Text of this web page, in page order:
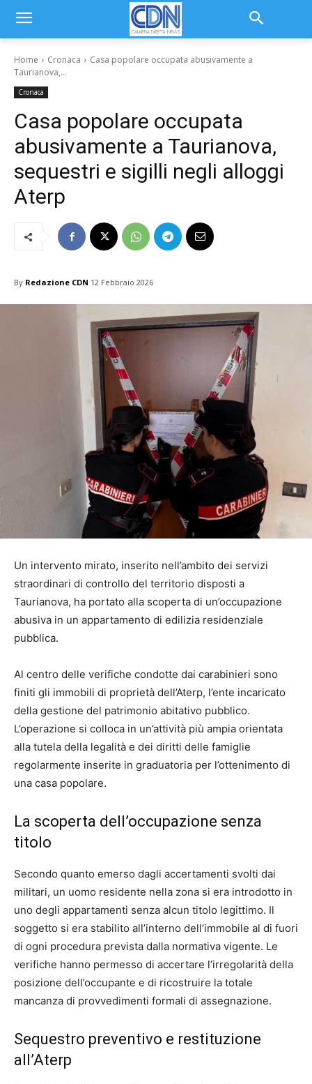
Home Cronaca
Casa popolare occupata abusivamente a
Taurianova,...
Cronaca
Casa popolare occupata
abusivamente a Taurianova,
sequestri e sigilli negli alloggi
Aterp
By Redazione CDN 12 Febbraio 2026
Un intervento mirato, inserito nell’ambito dei servizi
straordinari di controllo del territorio disposti a
Taurianova, ha portato alla scoperta di un’occupazione
abusiva in un appartamento di edilizia residenziale
pubblica.
Al centro delle verifiche condotte dai carabinieri sono
finiti gli immobili di proprietà dell’Aterp, l’ente incaricato
della gestione del patrimonio abitativo pubblico.
L’operazione si colloca in un’attività più ampia orientata
alla tutela della legalità e dei diritti delle famiglie
regolarmente inserite in graduatoria per l’ottenimento di
una casa popolare.
La scoperta dell’occupazione senza
titolo
Secondo quanto emerso dagli accertamenti svolti dai
militari, un uomo residente nella zona si era introdotto in
uno degli appartamenti senza alcun titolo legittimo. Il
soggetto si era stabilito all’interno dell’immobile al di fuori
di ogni procedura prevista dalla normativa vigente. Le
verifiche hanno permesso di accertare l’irregolarità della
posizione dell’occupante e di ricostruire la totale
mancanza di provvedimenti formali di assegnazione.
Sequestro preventivo e restituzione
all’Aterp